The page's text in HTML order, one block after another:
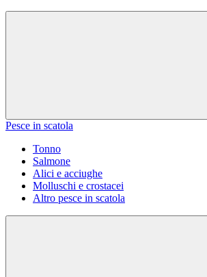
Pesce in scatola
Tonno
Salmone
Alici e acciughe
Molluschi e crostacei
Altro pesce in scatola